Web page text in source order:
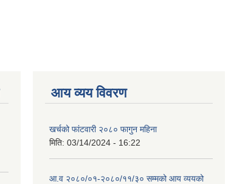
आय व्यय विवरण
खर्चको फांटवारी २०८० फागुन महिना
मिति: 03/14/2024 - 16:22
आ.व २०८०/०१-२०८०/११/३० सम्मको आय व्ययको